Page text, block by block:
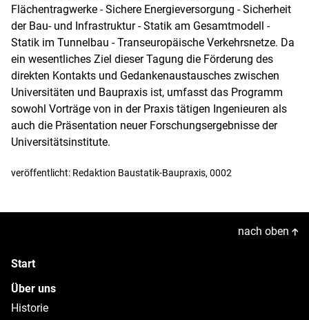
Flächentragwerke - Sichere Energieversorgung - Sicherheit
der Bau- und Infrastruktur - Statik am Gesamtmodell -
Statik im Tunnelbau - Transeuropäische Verkehrsnetze. Da
ein wesentliches Ziel dieser Tagung die Förderung des
direkten Kontakts und Gedankenaustausches zwischen
Universitäten und Baupraxis ist, umfasst das Programm
sowohl Vorträge von in der Praxis tätigen Ingenieuren als
auch die Präsentation neuer Forschungsergebnisse der
Universitätsinstitute.
veröffentlicht: Redaktion Baustatik-Baupraxis, 0002
nach oben
Start
Über uns
Historie